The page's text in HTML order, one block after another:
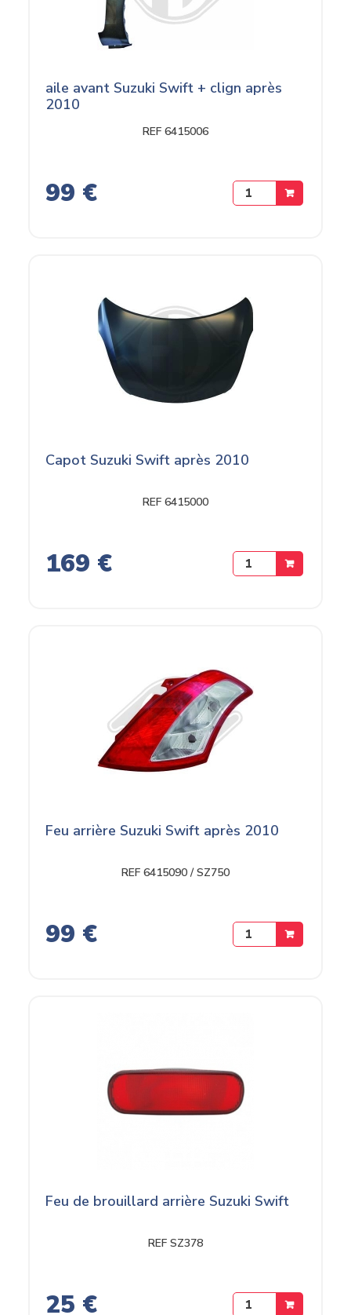
aile avant Suzuki Swift + clign après
2010
REF 6415006
99 €
Capot Suzuki Swift après 2010
REF 6415000
169 €
Feu arrière Suzuki Swift après 2010
REF 6415090 / SZ750
99 €
Feu de brouillard arrière Suzuki Swift
REF SZ378
25 €